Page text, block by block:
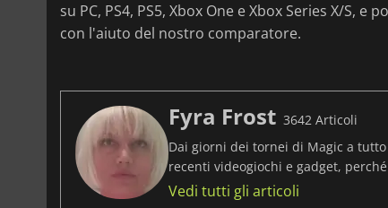
su PC, PS4, PS5, Xbox One e Xbox Series X/S, e
con l'aiuto del nostro comparatore.
Fyra Frost 3642 Articoli
Dai giorni dei tornei di Magic a
recenti videogiochi e gadget,
Vedi tutti gli articoli